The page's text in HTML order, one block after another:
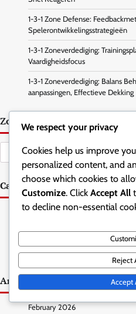
1-3-1 Zone Defense:
Spelerontwikkelingsstrategieën
1-3-1 Zoneverdediging:
Vaardigheidsfocus
1-3-1 Zoneverdediging: Balans
aanpassingen, Effectieve Dekking
Zoeken
Search
for:
Categorieën
Coachingtechnieken voor 1-3-1
Spelerpositionering in 1-3-1
Verdedigingstrategieën in 1-3-1
Archief
February 2026
We respect your privacy
Cookies help us improve
personalized content, and
choose which cookies to
Customize. Click Accept All
to decline non-essential
Reject
Accept